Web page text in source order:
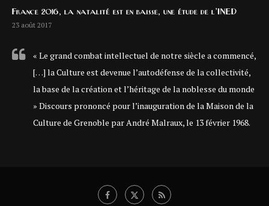
France 2016, la natalité est en baisse, une étude de l’INED
23 août 2017
« Le grand combat intellectuel de notre siècle a commencé,
[…] la Culture est devenue l’autodéfense de la collectivité,
la base de la création et l’héritage de la noblesse du monde
» Discours prononcé pour l’inauguration de la Maison de la
Culture de Grenoble par André Malraux, le 13 février 1968.